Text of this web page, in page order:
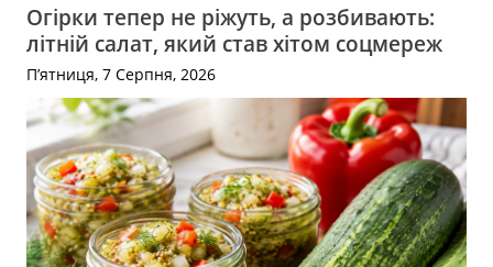
Огірки тепер не ріжуть, а розбивають:
літній салат, який став хітом соцмереж
П’ятниця, 7 Серпня, 2026